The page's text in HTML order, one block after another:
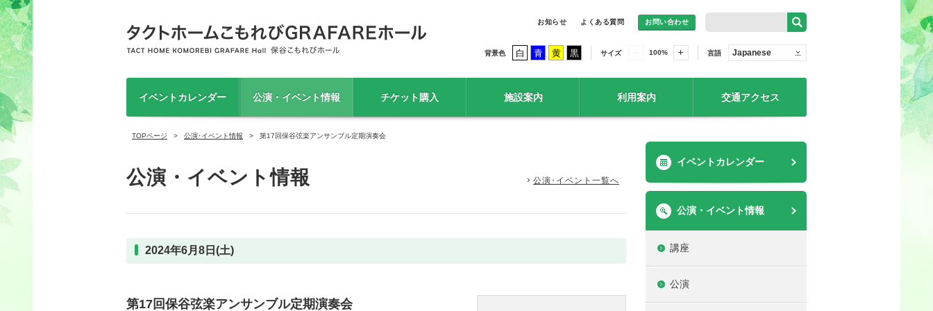
お知らせ よくある質問 お問い合わせ
背景色 白 青 黄 黒 サイズ 100% 言語 Japanese
イベントカレンダー 公演・イベント情報 チケット購入 施設案内 利用案内 交通アクセス
TOPページ 公演･イベント情報 第17回保谷弦楽アンサンブル定期演奏会
公演・イベント情報 公演･イベント一覧へ
2024年6月8日(土)
第17回保谷弦楽アンサンブル定期演奏会
イベントカレンダー
公演・イベント情報
講座
公演